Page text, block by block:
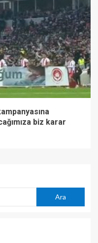
biz karar
Ara